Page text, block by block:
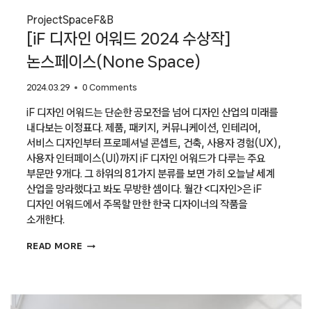
ProjectSpaceF&B
[iF 디자인 어워드 2024 수상작]
논스페이스(None Space)
2024.03.29 0 Comments
iF 디자인 어워드는 단순한 공모전을 넘어 디자인 산업의 미래를
내다보는 이정표다. 제품, 패키지, 커뮤니케이션, 인테리어,
서비스 디자인부터 프로페셔널 콘셉트, 건축, 사용자 경험(UX),
사용자 인터페이스(UI)까지 iF 디자인 어워드가 다루는 주요
부문만 9개다. 그 하위의 81가지 분류를 보면 가히 오늘날 세계
산업을 망라했다고 봐도 무방한 셈이다. 월간 <디자인>은 iF
디자인 어워드에서 주목할 만한 한국 디자이너의 작품을
소개한다.
READ MORE [IF
수상작]